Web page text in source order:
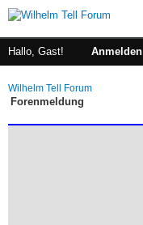
Hallo, Gast! Anmelden
Wilhelm Tell Forum
Forenmeldung